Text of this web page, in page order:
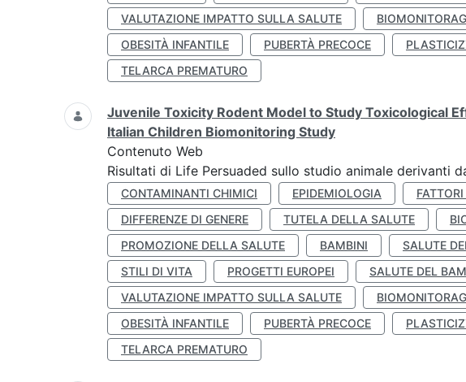
VALUTAZIONE IMPATTO SULLA SALUTE
OBESITÀ INFANTILE
PUBERTÀ PRECOCE
TELARCA PREMATURO
Juvenile Toxicity Rodent Model to Study Toxicological
Italian Children Biomonitoring Study
Contenuto Web
Risultati di Life Persuaded sullo studio animale derivanti
CONTAMINANTI CHIMICI EPIDEMIOLOGIA
DIFFERENZE DI GENERE
TUTELA DELLA SALUTE
PROMOZIONE DELLA SALUTE
BAMBINI SALUTE
STILI DI VITA
PROGETTI EUROPEI SALUTE DEL
VALUTAZIONE IMPATTO SULLA SALUTE
OBESITÀ INFANTILE
PUBERTÀ PRECOCE
TELARCA PREMATURO